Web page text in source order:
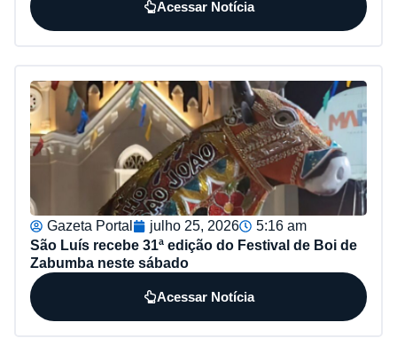
Acessar Notícia
Gazeta Portal julho 25, 2026
5:16 am
São Luís recebe 31ª edição do Festival de Boi de
Zabumba neste sábado
Acessar Notícia